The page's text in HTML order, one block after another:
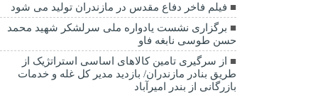
فیلم فاخر دفاع مقدس در مازندران تولید می شود
برگزاری نشست یادواره ملی سرلشکر شهید محمد
حسن طوسی نابغه فاو
از سرگیری تامین کالاهای اساسی استراتژیک از
طریق بنادر مازندران/ بازدید مدیر کل غله و خدمات
بازرگانی از بندر امیرآباد